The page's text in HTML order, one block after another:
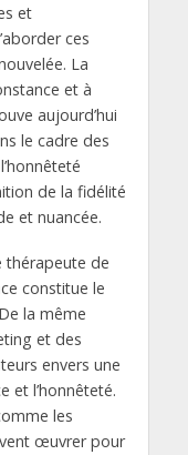
et
ces
La
et à
aujourd’hui
le cadre des
de la fidélité
et nuancée.
thérapeute de
constitue le
la même
et des
envers une
et l’honnêteté.
les
œuvrer pour